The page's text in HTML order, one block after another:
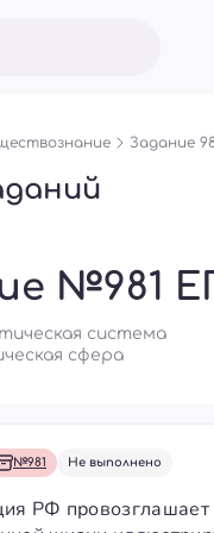
Задание
№981
система
сфера
№981 Не выполнено
РФ